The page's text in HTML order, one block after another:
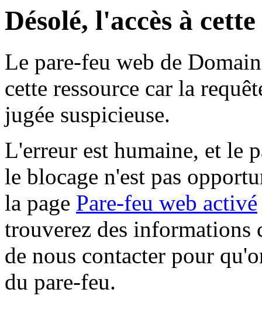
Désolé, l'accès à
Le pare-feu web de
cette ressource car la
jugée suspicieuse.
L'erreur est humaine, et le
le blocage n'est pas
la page Pare-feu web activé
trouverez des informations
de nous contacter pour
du pare-feu.